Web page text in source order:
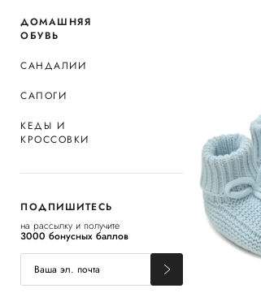
ДОМАШНЯЯ
ОБУВЬ
САНДАЛИИ
САПОГИ
КЕДЫ И
КРОССОВКИ
ПОДПИШИТЕСЬ
на рассылку и получите
3000 бонусных баллов